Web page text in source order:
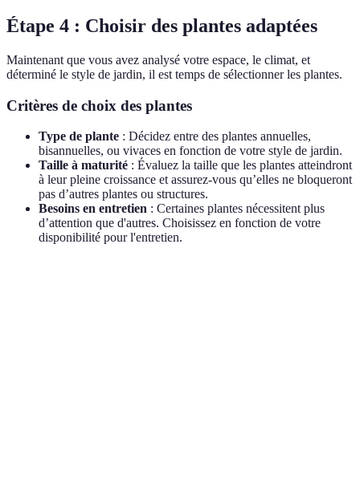
Étape 4 : Choisir des plantes adaptées
Maintenant que vous avez analysé votre espace, le climat, et
déterminé le style de jardin, il est temps de sélectionner les plantes.
Critères de choix des plantes
Type de plante : Décidez entre des plantes annuelles,
bisannuelles, ou vivaces en fonction de votre style de jardin.
Taille à maturité : Évaluez la taille que les plantes atteindront
à leur pleine croissance et assurez-vous qu’elles ne bloqueront
pas d’autres plantes ou structures.
Besoins en entretien : Certaines plantes nécessitent plus
d’attention que d'autres. Choisissez en fonction de votre
disponibilité pour l'entretien.